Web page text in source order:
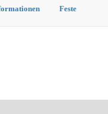
Feste